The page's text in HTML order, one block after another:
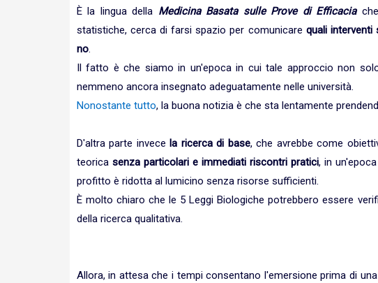
È la lingua della Medicina Basata sulle Prove di Efficacia
statistiche, cerca di farsi spazio per comunicare quali interventi
no.
Il fatto è che siamo in un'epoca in cui tale approccio non
nemmeno ancora insegnato adeguatamente nelle università.
Nonostante tutto, la buona notizia è che sta lentamente
D'altra parte invece la ricerca di base, che avrebbe come
teorica senza particolari e immediati riscontri pratici, in
profitto è ridotta al lumicino senza risorse sufficienti.
È molto chiaro che le 5 Leggi Biologiche potrebbero essere
della ricerca qualitativa.
Allora, in attesa che i tempi consentano l'emersione prima di una